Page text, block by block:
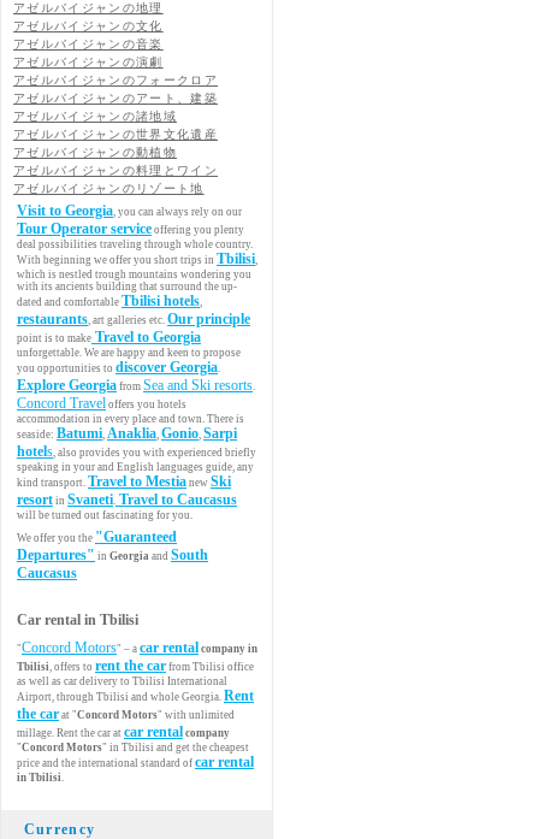
アゼルバイジャンの地理
アゼルバイジャンの文化
アゼルバイジャンの音楽
アゼルバイジャンの演劇
アゼルバイジャンのフォークロア
アゼルバイジャンのアート、建築
アゼルバイジャンの諸地域
アゼルバイジャンの世界文化遺産
アゼルバイジャンの動植物
アゼルバイジャンの料理とワイン
アゼルバイジャンのリゾート地
Visit to Georgia, you can always rely on our
Tour Operator service offering you plenty
deal possibilities traveling through whole country.
With beginning we offer you short trips in Tbilisi,
which is nestled trough mountains wondering you
with its ancients building that surround the up-
dated and comfortable Tbilisi hotels,
restaurants, art galleries etc. Our principle
point is to make Travel to Georgia
unforgettable. We are happy and keen to propose
you opportunities to discover Georgia.
Explore Georgia from Sea and Ski resorts.
Concord Travel offers you hotels
accommodation in every place and town. There is
seaside: Batumi, Anaklia, Gonio, Sarpi
hotels, also provides you with experienced briefly
speaking in your and English languages guide, any
kind transport. Travel to Mestia new Ski
resort in Svaneti. Travel to Caucasus
will be turned out fascinating for you.
We offer you the "Guaranteed
Departures" in Georgia and South
Caucasus
Car rental in Tbilisi
"Concord Motors" – a car rental company in
Tbilisi, offers to rent the car from Tbilisi office
as well as car delivery to Tbilisi International
Airport, through Tbilisi and whole Georgia. Rent
the car at "Concord Motors" with unlimited
millage. Rent the car at car rental company
"Concord Motors" in Tbilisi and get the cheapest
price and the international standard of car rental
in Tbilisi.
Currency